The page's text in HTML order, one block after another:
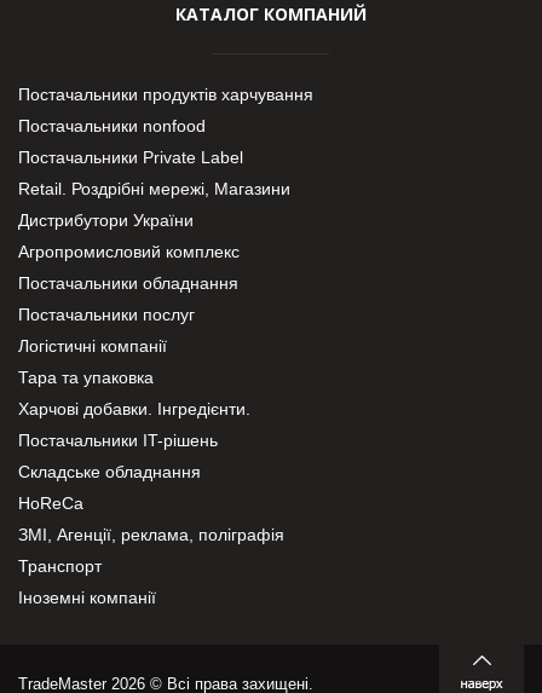
КАТАЛОГ КОМПАНИЙ
Постачальники продуктів харчування
Постачальники nonfood
Постачальники Private Label
Retail. Роздрібні мережі, Магазини
Дистрибутори України
Агропромисловий комплекс
Постачальники обладнання
Постачальники послуг
Логістичні компанії
Тара та упаковка
Харчові добавки. Інгредієнти.
Постачальники IT-рішень
Складське обладнання
HoReCa
ЗМІ, Агенції, реклама, поліграфія
Транспорт
Іноземні компанії
TradeMaster 2026 © Всі права захищені.